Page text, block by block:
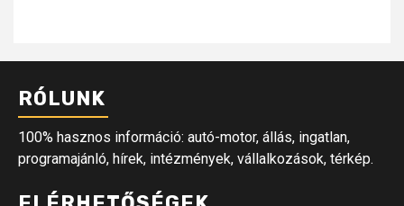
RÓLUNK
100% hasznos információ: autó-motor, állás, ingatlan,
programajánló, hírek, intézmények, vállalkozások, térkép.